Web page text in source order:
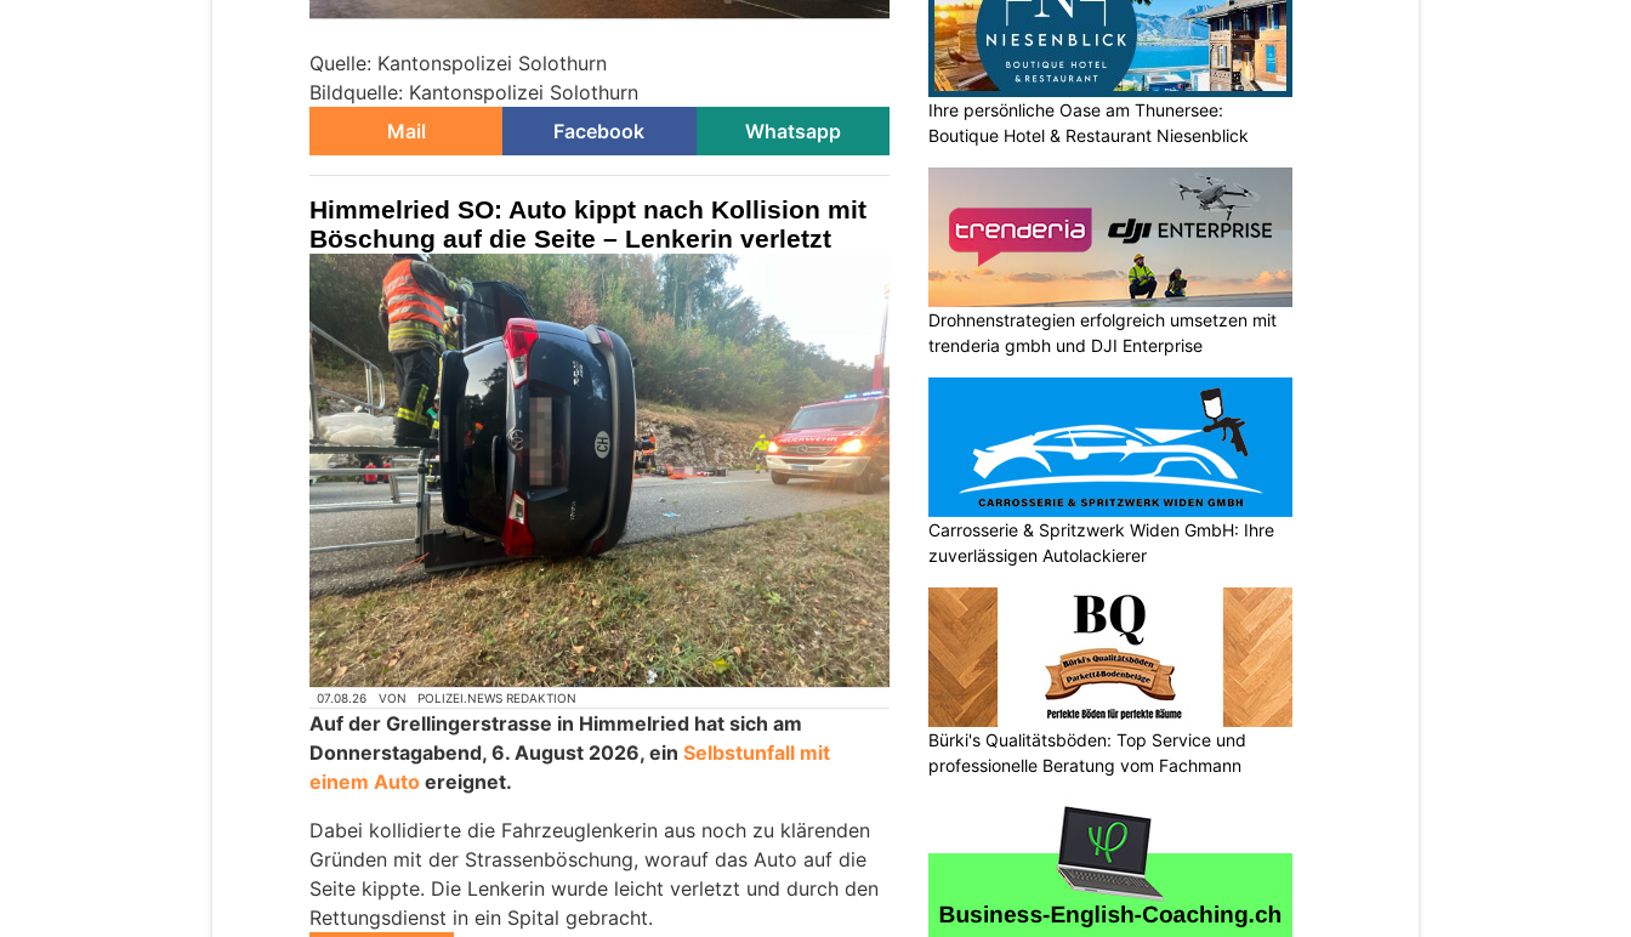
Quelle: Kantonspolizei Solothurn
Bildquelle: Kantonspolizei Solothurn
Mail
Facebook Whatsapp
Himmelried SO: Auto kippt nach Kollision mit
Böschung auf die Seite – Lenkerin verletzt
07.08.26 VON POLIZEI.NEWS REDAKTION
Auf der Grellingerstrasse in Himmelried hat sich am
Donnerstagabend, 6. August 2026, ein Selbstunfall mit
einem Auto ereignet.
Dabei kollidierte die Fahrzeuglenkerin aus noch zu klärenden
Gründen mit der Strassenböschung, worauf das Auto auf die
Seite kippte. Die Lenkerin wurde leicht verletzt und durch den
Rettungsdienst in ein Spital gebracht.
Ihre persönliche Oase am Thunersee:
Boutique Hotel & Restaurant Niesenblick
Drohnenstrategien erfolgreich umsetzen mit
trenderia gmbh und DJI Enterprise
Carrosserie & Spritzwerk Widen GmbH: Ihre
zuverlässigen Autolackierer
Bürki's Qualitätsböden: Top Service und
professionelle Beratung vom Fachmann